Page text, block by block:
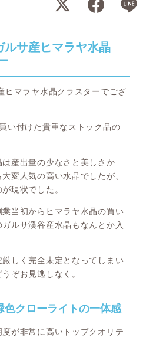
ルサ産ヒマラヤ水晶
ヒマラヤ水晶クラスターでござ
い付けた貴重なストック品の
産出量の少なさと美しさか
変人気の高い水晶でしたが、
現状でした。
当初からヒマラヤ水晶の買い
ルサ渓谷産水晶もなんとか入
しく完全未定となってしまい
ぞお見逃しなく。
色クローライトの一体感
が非常に高いトップクオリテ